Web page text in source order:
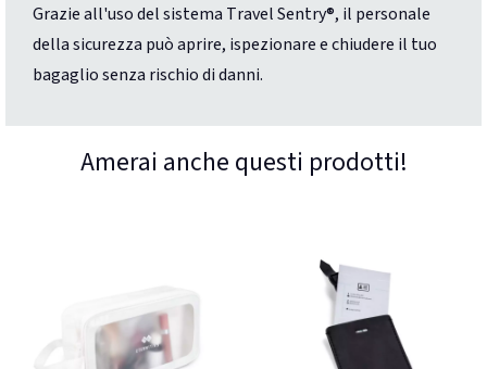
Grazie all'uso del sistema Travel Sentry®, il personale
della sicurezza può aprire, ispezionare e chiudere il tuo
bagaglio senza rischio di danni.
Amerai anche questi prodotti!